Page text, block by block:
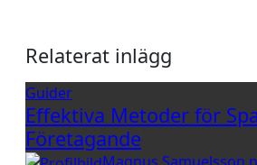
Relaterat inlägg
Guider
Effektiva Metoder för
Företagande